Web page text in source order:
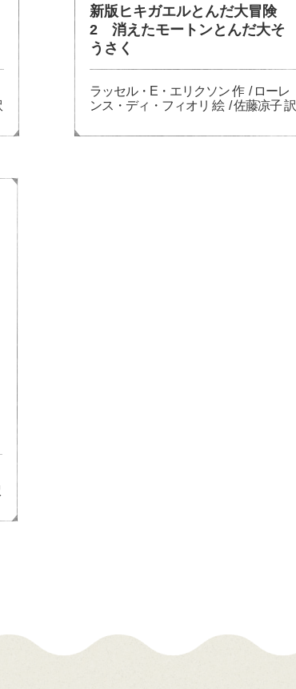
新版ヒキガエルとんだ大冒険
2 消えたモートンとんだ大そ
うさく
ラッセル・E・エリクソン 作 / ローレ
ンス・ディ・フィオリ 絵 / 佐藤凉子 訳